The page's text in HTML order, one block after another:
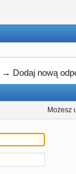
→ Dodaj nową
Możesz